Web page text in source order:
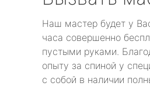
Наш мастер будет у
часа совершенно
пустыми руками.
опыту за спиной у
с собой в наличии